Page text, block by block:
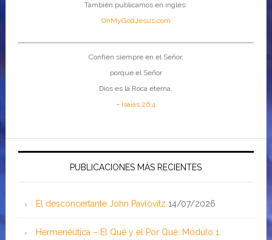
También publicamos en inglés:
OhMyGodJesus.com
Confíen siempre en el Señor,
porque el Señor
Dios es la Roca eterna.
- Isaías 26:4
PUBLICACIONES MÁS RECIENTES
El desconcertante John Pavlovitz 14/07/2026
Hermenéutica – El Qué y el Por Qué: Módulo 1